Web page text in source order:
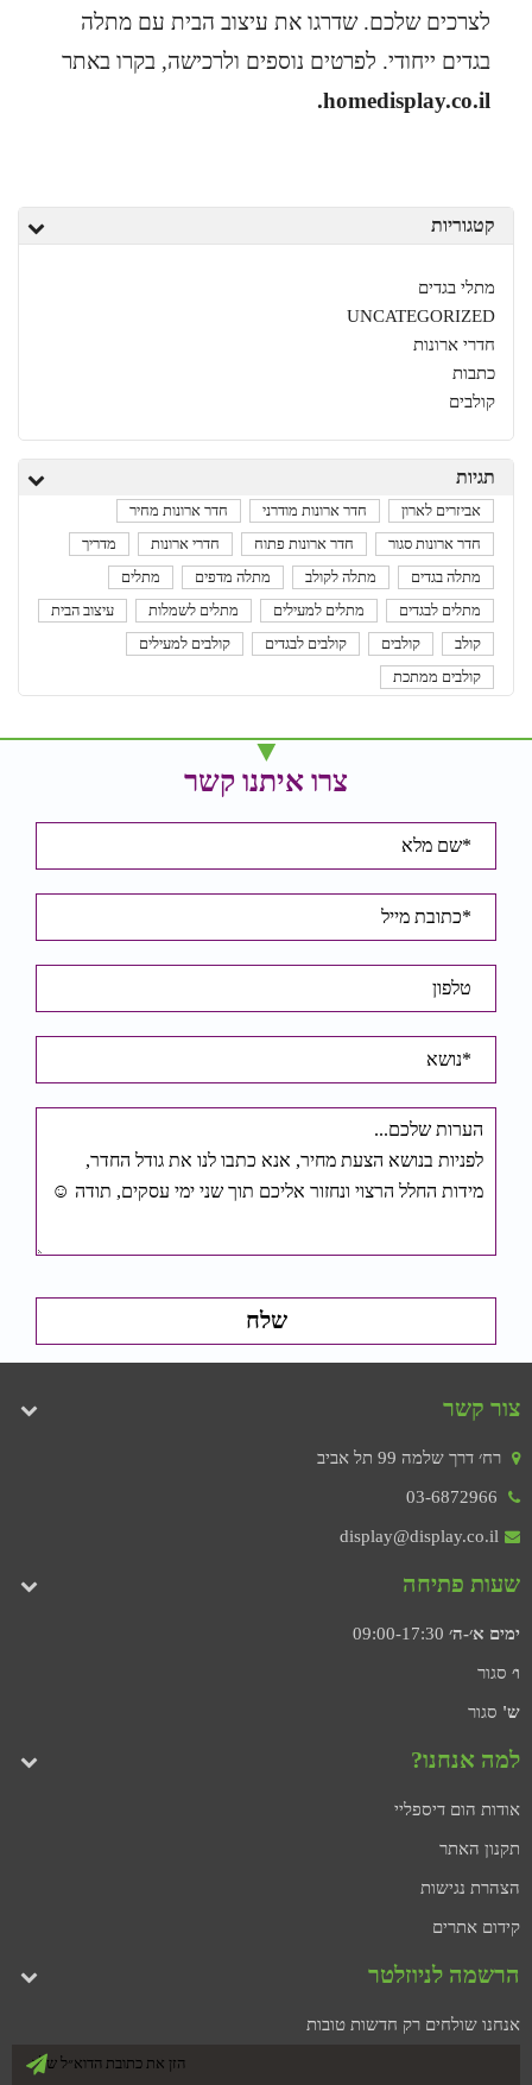
לצרכים שלכם. שדרגו את עיצוב הבית עם מתלה
בגדים ייחודי. לפרטים נוספים ולרכישה, בקרו באתר
homedisplay.co.il
.
קטגוריות
מתלי בגדים
UNCATEGORIZED
חדרי ארונות
כתבות
קולבים
תגיות
אביזרים לארון חדר ארונות מודרני
חדר ארונות מחיר
חדר ארונות סגור
חדר ארונות פתוח חדרי ארונות
מדריך
מתלה בגדים
מתלה לקולב מתלה מדפים
מתלים
מתלים לבגדים
מתלים למעילים מתלים לשמלות
עיצוב הבית
קולב
קולבים קולבים לבגדים
קולבים למעילים
קולבים ממתכת
צרו איתנו קשר
צור קשר
רח׳ דרך שלמה 99 תל אביב
03-6872966
display@display.co.il
שעות פתיחה
ימים א׳-ה׳
ו׳ סגור
ש' סגור
למה אנחנו?
אודות הום דיספליי
תקנון האתר
הצהרת נגישות
קידום אתרים
הרשמה לניוזלטר
אנחנו שולחים רק חדשות טובות